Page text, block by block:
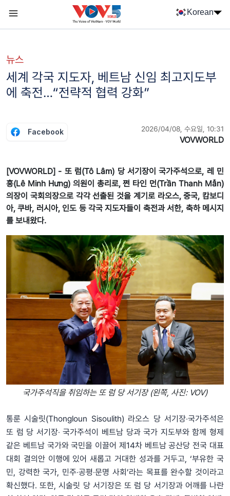
Korean
뉴스
세계 각국 지도자, 베트남 신임 최고지도부
에 축전…“전략적 협력 강화”
Facebook 2026/04/08, 수요일, 10:31
VOVWORLD
[VOVWORLD] - 또 럼(Tô Lâm) 당 서기장이 국가주석으로, 레 민
흥(Lê Minh Hưng) 의원이 총리로, 쩐 타인 먼(Trần Thanh Mẫn)
의장이 국회의장으로 각각 선출된 것을 계기로 라오스, 중국, 캄보디
아, 쿠바, 러시아, 인도 등 각국 지도자들이 축전과 서한, 축하 메시지
를 보내왔다.
국가주석직을 취임하는 또 럼 당 서기장 (왼쪽, 사진: VOV)
통룬 시술릿(Thongloun Sisoulith) 라오스 당 서기장‧국가주석은
또 럼 당 서기장‧ 국가주석이 베트남 당과 국가 지도부와 함께 형제
같은 베트남 국가와 국민을 이끌어 제14차 베트남 공산당 전국 대표
대회 결의안 이행에 있어 새롭고 거대한 성과를 거두고, ‘부유한 국
민, 강력한 국가, 민주‧공평‧문명 사회’라는 목표를 완수할 것이라고
확신했다. 또한, 시술릿 당 서기장은 또 럼 당 서기장과 어깨를 나란